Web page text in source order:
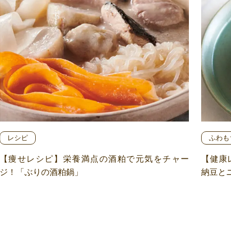
レシピ
【痩せレシピ】栄養満点の酒粕で元気をチャー
ジ！「ぶりの酒粕鍋」
ふわ
【健
納豆と